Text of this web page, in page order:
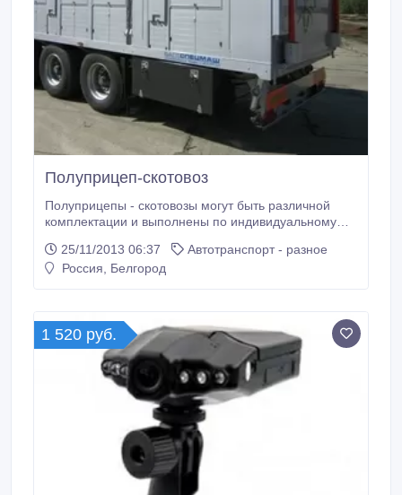
Полуприцеп-скотовоз
Полуприцепы - скотовозы могут быть различной
комплектации и выполнены по индивидуальному
из алюминиевого антикоррозийного сплава.
Полуприцепы оснащаются пневматической
самоустанавливающимися, с системой
принудительного поворота .
25/11/2013 06:37
Автотранспорт - разное
Россия, Белгород
1 520 руб.